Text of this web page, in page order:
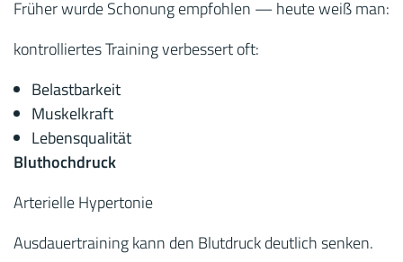
Früher wurde Schonung empfohlen — heute weiß man:
kontrolliertes Training verbessert oft:
Belastbarkeit
Muskelkraft
Lebensqualität
Bluthochdruck
Arterielle Hypertonie
Ausdauertraining kann den Blutdruck deutlich senken.